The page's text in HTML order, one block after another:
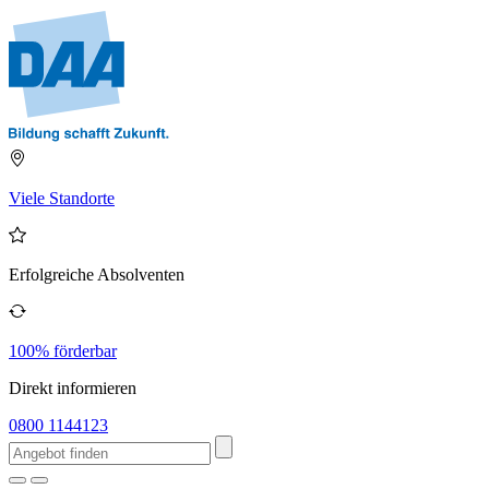
Viele Standorte
Erfolgreiche Absolventen
100% förderbar
Direkt informieren
0800 1144123